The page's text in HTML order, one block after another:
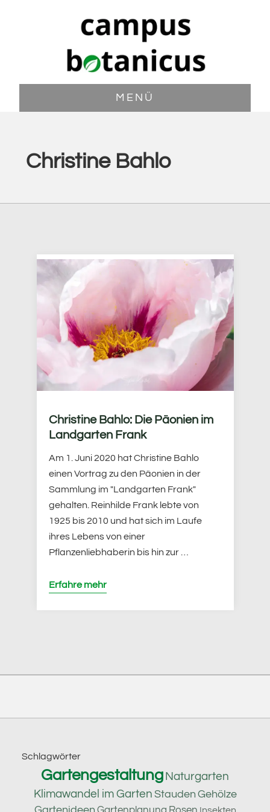
MENÜ
Christine Bahlo
Christine Bahlo: Die Päonien im
Landgarten Frank
Am 1. Juni 2020 hat Christine Bahlo
einen Vortrag zu den Päonien in der
Sammlung im "Landgarten Frank"
gehalten. Reinhilde Frank lebte von
1925 bis 2010 und hat sich im Laufe
ihres Lebens von einer
Pflanzenliebhaberin bis hin zur …
Erfahre mehr
Footer
Schlagwörter
Gartengestaltung Naturgarten
Klimawandel im Garten Stauden Gehölze